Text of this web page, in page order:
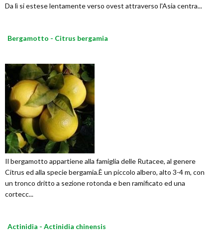
Da lì si estese lentamente verso ovest attraverso l'Asia centra...
Bergamotto - Citrus bergamia
Il bergamotto appartiene alla famiglia delle Rutacee, al genere
Citrus ed alla specie bergamia.È un piccolo albero, alto 3-4 m, con
un tronco dritto a sezione rotonda e ben ramificato ed una
cortecc...
Actinidia - Actinidia chinensis